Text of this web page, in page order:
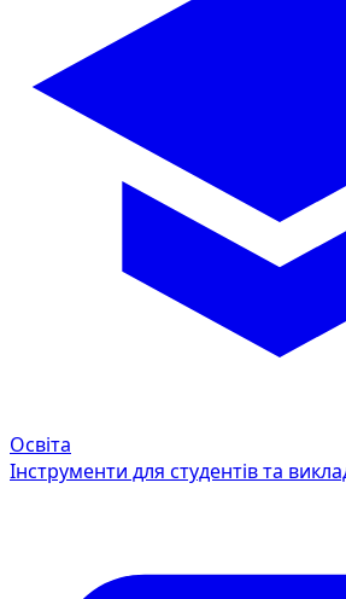
Освіта
Інструменти для студентів та